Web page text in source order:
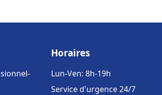
Horaires
Lun-Ven: 8h-19h
Service d'urgence 24/7